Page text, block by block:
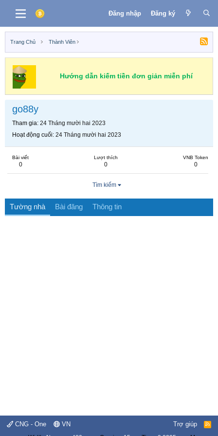
Đăng nhập Đăng ký
Trang Chủ Thành Viên
Hướng dẫn kiếm tiền đơn giản miễn phí
go88y
Tham gia 24 Tháng mười hai 2023
Hoạt động cuối 24 Tháng mười hai 2023
Bài viết
0
Lượt thích
0
VNB Token
0
Tìm kiếm
Tường nhà Bài đăng Thông tin
CNG - One VN Trợ giúp
R